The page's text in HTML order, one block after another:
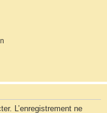
L’enregistrement ne